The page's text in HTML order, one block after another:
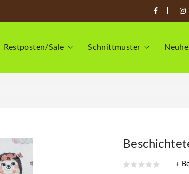
Restposten/Sale Schnittmuster
+